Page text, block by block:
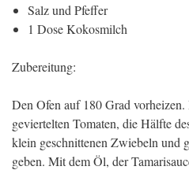
Salz und Pfeffer
1 Dose Kokosmilch
Zubereitung:
Den Ofen auf 180 Grad
geviertelten Tomaten, die Hälfte
klein geschnittenen Zwiebeln und
geben. Mit dem Öl, der